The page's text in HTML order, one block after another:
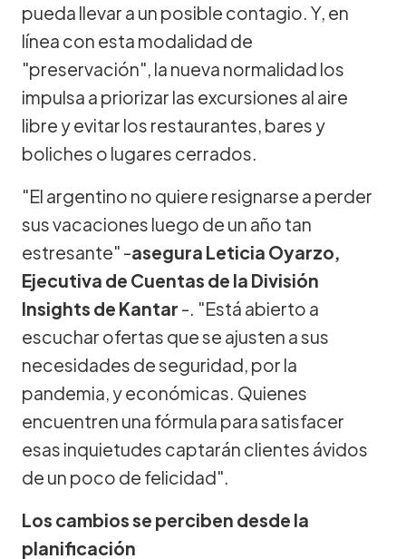
pueda llevar a un posible contagio. Y, en
línea con esta modalidad de
"preservación", la nueva normalidad los
impulsa a priorizar las excursiones al aire
libre y evitar los restaurantes, bares y
boliches o lugares cerrados.
"El argentino no quiere resignarse a perder
sus vacaciones luego de un año tan
estresante" -asegura Leticia Oyarzo,
Ejecutiva de Cuentas de la División
Insights de Kantar -. "Está abierto a
escuchar ofertas que se ajusten a sus
necesidades de seguridad, por la
pandemia, y económicas. Quienes
encuentren una fórmula para satisfacer
esas inquietudes captarán clientes ávidos
de un poco de felicidad".
Los cambios se perciben desde la
planificación